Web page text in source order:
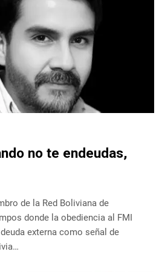
no te endeudas,
de la Red Boliviana de
donde la obediencia al FMI
externa como señal de